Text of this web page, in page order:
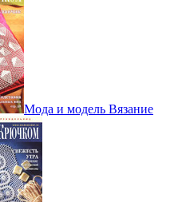
Мода и модель Вязание